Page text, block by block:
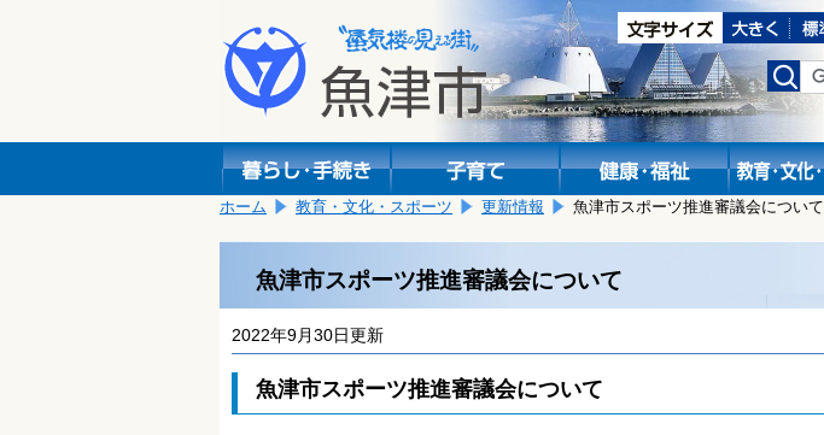
し
ホーム 教育・文化・スポーツ 更新情報 魚津市スポーツ推進審議会について
魚津市スポーツ推進審議会について
2022年9月30日更新
魚津市スポーツ推進審議会について